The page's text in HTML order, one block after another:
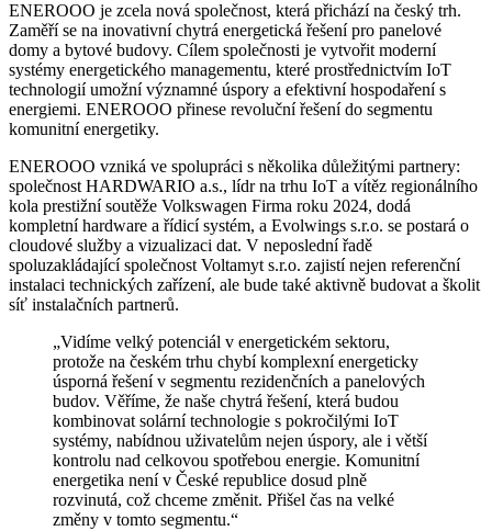
ENEROOO je zcela nová společnost, která přichází na český trh.
Zaměří se na inovativní chytrá energetická řešení pro panelové
domy a bytové budovy. Cílem společnosti je vytvořit moderní
systémy energetického managementu, které prostřednictvím IoT
technologií umožní významné úspory a efektivní hospodaření s
energiemi. ENEROOO přinese revoluční řešení do segmentu
komunitní energetiky.
ENEROOO vzniká ve spolupráci s několika důležitými partnery:
společnost HARDWARIO a.s., lídr na trhu IoT a vítěz regionálního
kola prestižní soutěže Volkswagen Firma roku 2024, dodá
kompletní hardware a řídicí systém, a Evolwings s.r.o. se postará o
cloudové služby a vizualizaci dat. V neposlední řadě
spoluzakládající společnost Voltamyt s.r.o. zajistí nejen referenční
instalaci technických zařízení, ale bude také aktivně budovat a školit
síť instalačních partnerů.
„Vidíme velký potenciál v energetickém sektoru,
protože na českém trhu chybí komplexní energeticky
úsporná řešení v segmentu rezidenčních a panelových
budov. Věříme, že naše chytrá řešení, která budou
kombinovat solární technologie s pokročilými IoT
systémy, nabídnou uživatelům nejen úspory, ale i větší
kontrolu nad celkovou spotřebou energie. Komunitní
energetika není v České republice dosud plně
rozvinutá, což chceme změnit. Přišel čas na velké
změny v tomto segmentu.“